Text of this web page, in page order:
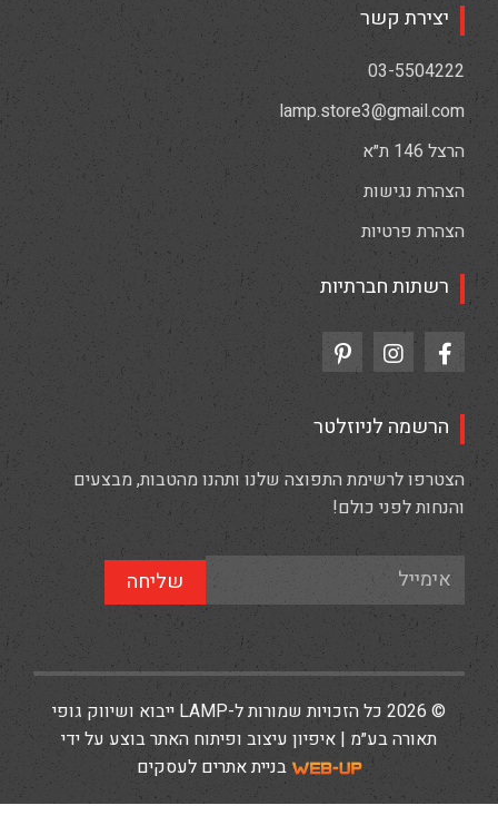
יצירת קשר
03-5504222
lamp.store3@gmail.com
הרצל 146 ת״א
הצהרת נגישות
הצהרת פרטיות
רשתות חברתיות
הרשמה לניוזלטר
הצטרפו לרשימת התפוצה שלנו ותהנו מהטבות, מבצעים
והנחות לפני כולם!
שליחה
© 2026 כל הזכויות שמורות ל-LAMP ייבוא ושיווק גופי
תאורה בע״מ | איפיון עיצוב ופיתוח האתר בוצע על ידי
בניית אתרים לעסקים